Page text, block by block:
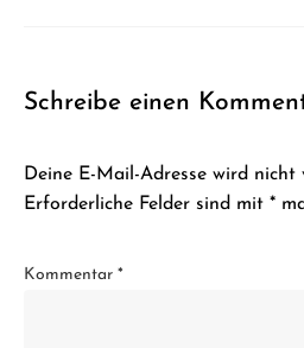
Schreibe einen
Deine E-Mail-Adresse wird nicht
Erforderliche Felder sind mit *
Kommentar *